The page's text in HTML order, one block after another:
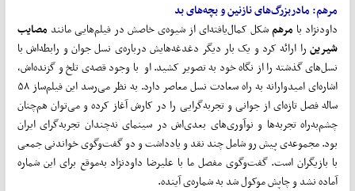
مرهم: مادربزرگ‌های نازنین و بچه‌های بد
داودنژاد با مرهمشکل کمال‌یافته‌ای از شیوه‌ی خاصش در فیلم‌هایی مانند مصایب
شیرینرا ارائه کرد و یک بار دیگر دغدغه‌هایش درباره‌ی نسل جوان و رابطه‌اش با
نسل‌های گذشته را از نگاه خود به تصویر کشید. او با وجود قصه‌ی تلخ و گزنده‌اش،
ساله فصل تازه‌ای از جوانی و تجربه‌گرایی را در کارش آغاز کرده و می‌توان هم‌چنان
چشم‌به‌راه تجربه‌ها و نوآوری‌های بعدی‌اش در سینمای نه‌چندان تجربه‌گرای ایران
بود. مجموعه‌ی پیش رو شامل چند نقد و یادداشت و دو گفت‌وگوی خواندنی جمعی
با بازیگران است. گفت‌وگوی مفصل ما با علیرضا داودنژاد به‌موقع برای این شماره
آماده نشد و چاپش موکول شد به شماره‌ی آینده.